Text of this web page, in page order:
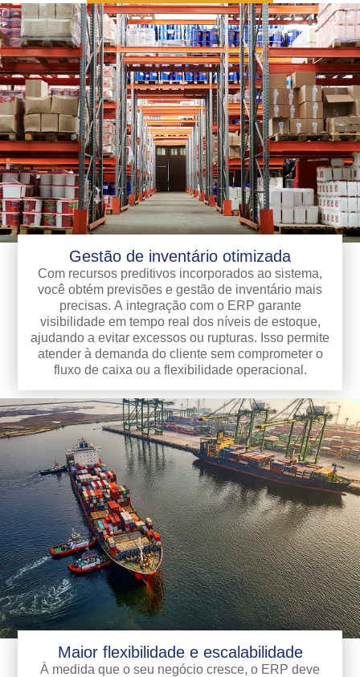
Gestão de inventário otimizada
Com recursos preditivos incorporados ao sistema,
você obtém previsões e gestão de inventário mais
precisas. A integração com o ERP garante
visibilidade em tempo real dos níveis de estoque,
ajudando a evitar excessos ou rupturas. Isso permite
atender à demanda do cliente sem comprometer o
fluxo de caixa ou a flexibilidade operacional.
Maior flexibilidade e escalabilidade
À medida que o seu negócio cresce, o ERP deve